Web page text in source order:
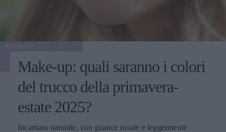
Make-up: quali saranno i colori
del trucco della primavera-
estate 2025?
Incarnato naturale, con guance rosate e leggermente